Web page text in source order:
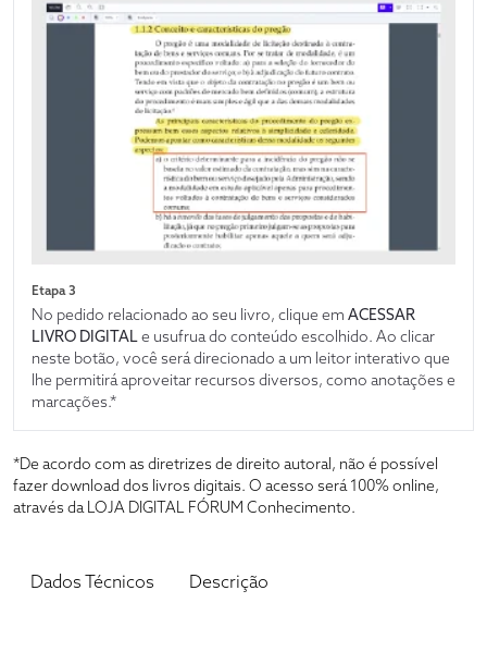
Etapa 3
No pedido relacionado ao seu livro, clique em ACESSAR
LIVRO DIGITALe usufrua do conteúdo escolhido. Ao clicar
neste botão, você será direcionado a um leitor interativo que
lhe permitirá aproveitar recursos diversos, como anotações e
marcações.*
*De acordo com as diretrizes de direito autoral, não é possível
fazer download dos livros digitais. O acesso será 100% online,
através da LOJA DIGITAL FÓRUM Conhecimento.
Dados Técnicos Descrição